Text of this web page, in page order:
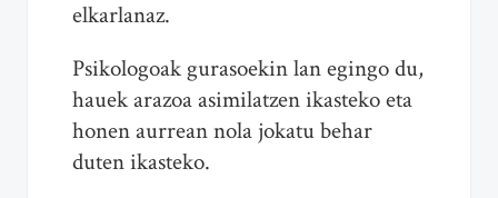
elkarlanaz.
Psikologoak gurasoekin lan egingo du,
hauek arazoa asimilatzen ikasteko eta
honen aurrean nola jokatu behar
duten ikasteko.